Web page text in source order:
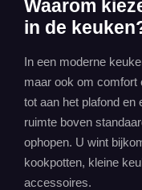
Waarom
in de
In een moderne
maar ook om comfort
tot aan het plafond en
ruimte boven
ophopen. U wint
kookpotten, kleine
accessoires.